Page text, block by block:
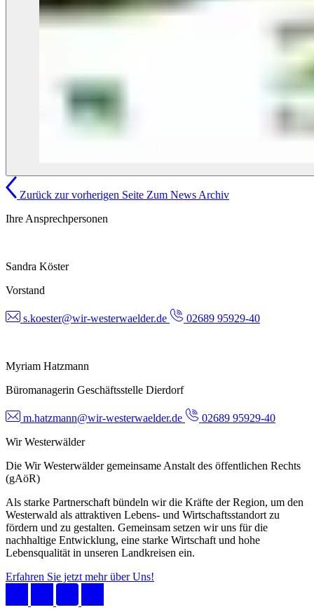
Zurück zur vorherigen Seite Zum News Archiv
Ihre Ansprechpersonen
Sandra Köster
Vorstand
s.koester@wir-westerwaelder.de 02689 95929-40
Myriam Hatzmann
Büromanagerin Geschäftsstelle Dierdorf
m.hatzmann@wir-westerwaelder.de
02689 95929-40
Wir Westerwälder
Die Wir Westerwälder gemeinsame Anstalt des öffentlichen Rechts
(gAöR)
Als starke Partnerschaft bündeln wir die Kräfte der Region, um den
Westerwald als attraktiven Lebens- und Wirtschaftsstandort zu
fördern und zu gestalten. Gemeinsam setzen wir uns für die
nachhaltige Entwicklung, eine starke Wirtschaft und hohe
Lebensqualität in unseren Landkreisen ein.
Erfahren Sie jetzt mehr über Uns!